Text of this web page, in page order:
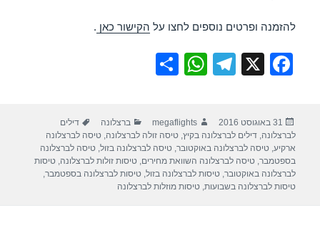
להזמנה ופרטים נוספים לחצו על הקישור כאן .
F
e
b
o
X
T
gr
a
m
W
s
A
p
e
פורסם
בתאריך
31 באוגוסט 2016 מחבר
megaflights קטגוריות
ברצלונה תגיות
דילים
לברצלונה,דילים לברצלונה בקיץ,טיסה זולה לברצלונה,טיסה לברצלונה
ארקיע,טיסה לברצלונה באוקטובר,טיסה לברצלונה בזול,טיסה לברצלונה
בספטמבר,טיסה לברצלונה השוואת מחירים,טיסות זולות לברצלונה,טיסות
לברצלונה באוקטובר,טיסות לברצלונה בזול,טיסות לברצלונה בספטמבר,
טיסות לברצלונה בשבועות,טיסות מוזלות לברצלונה